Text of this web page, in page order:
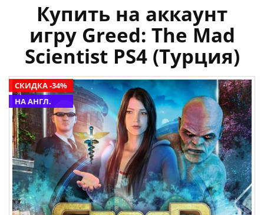
Купить на аккаунт
игру Greed: The Mad
Scientist PS4 (Турция)
СКИДКА -34%
НА АНГЛ.